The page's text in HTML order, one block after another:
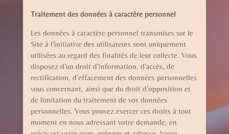
Traitement des données à caractère personnel
Les données à caractère personnel transmises sur le
Site à l’initiative des utilisateurs sont uniquement
utilisées au regard des finalités de leur collecte. Vous
disposez d’un droit d’information, d’accès, de
rectification, d’effacement des données personnelles
vous concernant, ainsi que du droit d’opposition et
de limitation du traitement de vos données
personnelles. Vous pouvez exercer ces droits à tout
moment en nous adressant votre demande, en